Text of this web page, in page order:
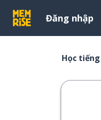
Đăng nhập
Học